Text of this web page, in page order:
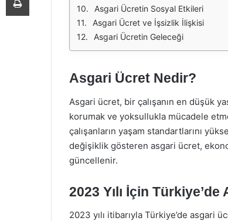
Asgari Ücretin Sosyal Etkileri
Asgari Ücret ve İşsizlik İlişkisi
Asgari Ücretin Geleceği
Asgari Ücret Nedir?
Asgari ücret, bir çalışanın en düşük
korumak ve yoksullukla mücadele
çalışanların yaşam standartlarını
değişiklik gösteren asgari ücret,
güncellenir.
2023 Yılı İçin
2023 yılı itibarıyla Türkiye’de asgari